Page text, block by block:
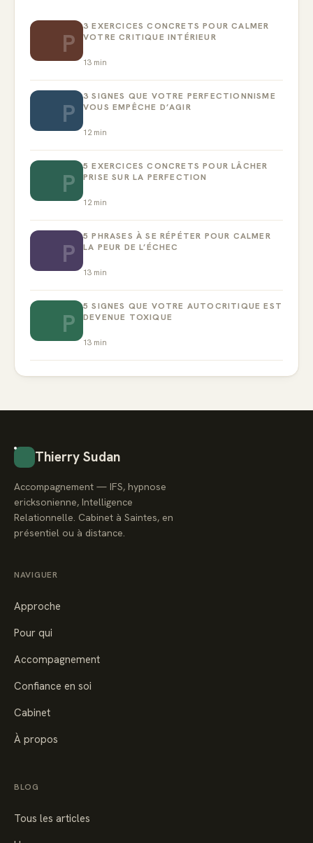
P
3 EXERCICES CONCRETS POUR CALMER
VOTRE CRITIQUE INTÉRIEUR
13 min
P
3 SIGNES QUE VOTRE PERFECTIONNISME
VOUS EMPÊCHE D’AGIR
12 min
P
5 EXERCICES CONCRETS POUR LÂCHER
PRISE SUR LA PERFECTION
12 min
P
5 PHRASES À SE RÉPÉTER POUR CALMER
LA PEUR DE L’ÉCHEC
13 min
P
5 SIGNES QUE VOTRE AUTOCRITIQUE EST
DEVENUE TOXIQUE
13 min
Thierry Sudan
Accompagnement — IFS, hypnose
ericksonienne, Intelligence
Relationnelle. Cabinet à Saintes, en
présentiel ou à distance.
NAVIGUER
Approche
Pour qui
Accompagnement
Confiance en soi
Cabinet
À propos
BLOG
Tous les articles